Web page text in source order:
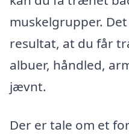
muskelgrupper.
resultat, at du får
albuer, håndled,
jævnt.
Der er tale om et